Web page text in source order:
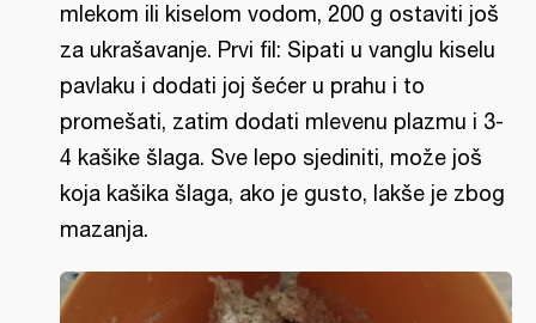
mlekom ili kiselom vodom, 200 g ostaviti još
za ukrašavanje. Prvi fil: Sipati u vanglu kiselu
pavlaku i dodati joj šećer u prahu i to
promešati, zatim dodati mlevenu plazmu i 3-
4 kašike šlaga. Sve lepo sjediniti, može još
koja kašika šlaga, ako je gusto, lakše je zbog
mazanja.